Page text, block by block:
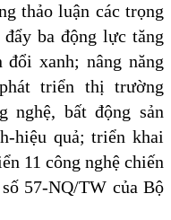
thảo luận các trọng
ba động lực tăng
đổi xanh; nâng năng
triển thị trường
nghệ, bất động sản
hiệu quả; triển khai
11 công nghệ chiến
57-NQ/TW của Bộ